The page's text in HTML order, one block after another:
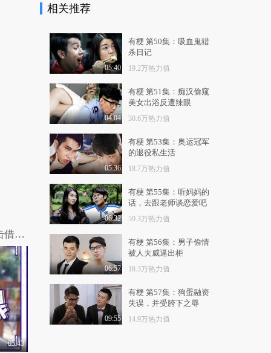
01:00
01:24
高云翔案又有新进展，
董璇与小酒窝奶奶同..
01:02
懒理前夫高云翔性侵案
董璇为好友庆生喜笑..
01:04
36分钟现场视频曝光！
高云翔董璇铁了心离..
娱乐新鲜事：董璇被曝
高云翔面临天价赔偿
董..
高云翔面临天价赔偿资
相关推荐
05:40
有梗 第50集：吸血鬼猎
杀日记
19.2万热力值
04:04
有梗 第51集：痴汉偷窥
美女出浴反遭辣眼
30.6万热力值
05:36
有梗 第53集：奥运冠军
的退役私生活
18.7万热力值
06:32
有梗 第55集：听妈妈的
话，去跟老师谈恋爱吧
59.3万热力值
06:57
有梗 第56集：男子偷情
被人夫威逼出柜
18.3万热力值
09:55
有梗 第57集：狗蛋融资
失误，并受胯下之辱
14.9万热力值
史上最考验感情的采访，看好基友被突击借钱的真实反应
05:43